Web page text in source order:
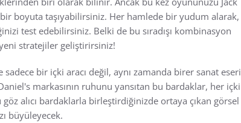
boyuta taşıyabilirsiniz. Her hamlede bir yudum alarak,
test edebilirsiniz. Belki de bu sıradışı kombinasyon
stratejiler geliştirirsiniz!
bir içki aracı değil, aynı zamanda birer sanat eseri
markasının ruhunu yansıtan bu bardaklar, her içki
alıcı bardaklarla birleştirdiğinizde ortaya çıkan görsel
büyüleyecek.